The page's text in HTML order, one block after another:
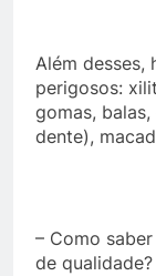
Além desses,
perigosos:
gomas,
dente),
– Como
de qualidade?